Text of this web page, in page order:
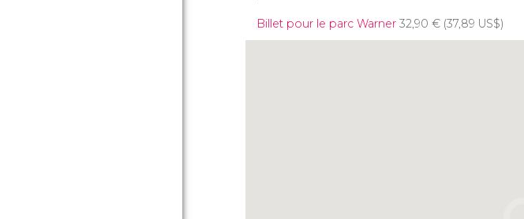
Billet pour le parc Warner 32,90 € (37,89 US$)